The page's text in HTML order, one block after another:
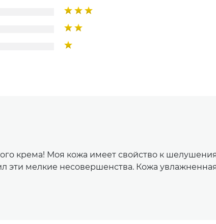
крема! Моя кожа имеет свойство к
эти мелкие несовершенства. Кожа